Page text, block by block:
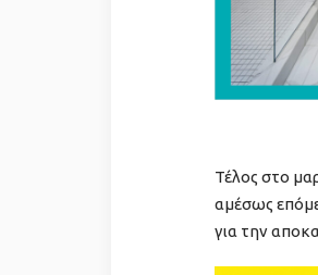
Τέλος στο
αμέσως
για την